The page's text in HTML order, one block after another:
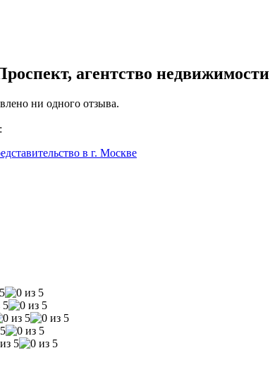
агентство недвижимости
ни одного отзыва.
в г. Москве